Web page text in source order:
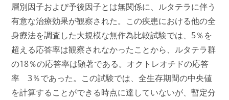
層別因子および予後因子とは無関係に、ルタテラに伴う
有意な治療効果が観察された。この疾患における他の全
身療法を調査した大規模な無作為比較試験では、5％を
超える応答率は観察されなかったことから、ルタテラ群
の18％の応答率は顕著である。オクトレオチドの応答
率 3％であった。この試験では、全生存期間の中央値
を計算することができる時点に達していないが、暫定分